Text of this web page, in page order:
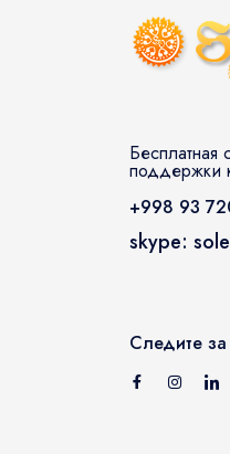
Бесплатная
поддержки
+998 93
skype:
Следите